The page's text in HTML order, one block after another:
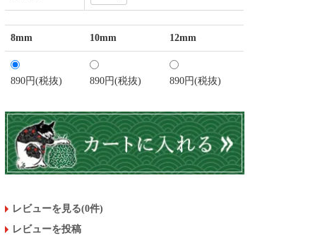
8mm 10mm 12mm
890円(税抜) 890円(税抜) 890円(税抜)
レビューを見る(0件)
レビューを投稿